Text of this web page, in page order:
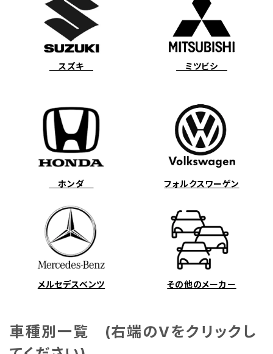
スズキ ミツビシ
ホンダ フォルクスワーゲン
メルセデスベンツ その他のメーカー
車種別一覧 (右端のVをクリックし